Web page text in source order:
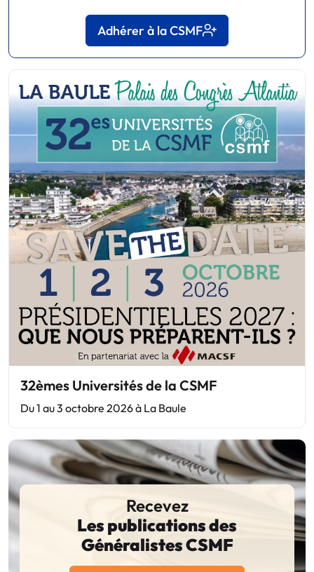
Adhérer à la CSMF
32èmes Universités de la CSMF
Du 1 au 3 octobre 2026 à La Baule
Recevez
Les publications des
Généralistes CSMF